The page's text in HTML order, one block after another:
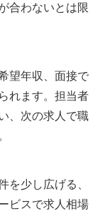
合わないとは限
望年収、面接で
れます。担当者
、次の求人で職
を少し広げる、
ビスで求人相場